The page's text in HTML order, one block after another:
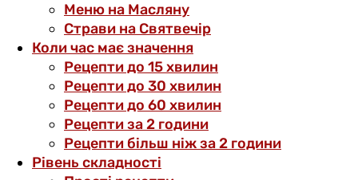
Меню на Масляну
Страви на Святвечір
Коли час має значення
Рецепти до 15 хвилин
Рецепти до 30 хвилин
Рецепти до 60 хвилин
Рецепти за 2 години
Рецепти більш ніж за 2 години
Рівень складності